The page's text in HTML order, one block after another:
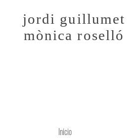
jordi guillumet
mònica roselló
Inicio